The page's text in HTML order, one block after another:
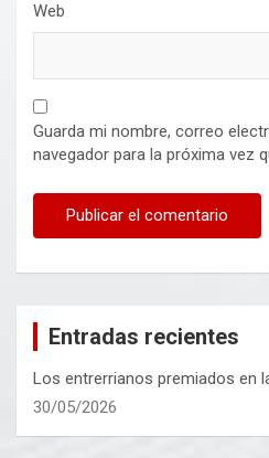
Web
Guarda mi nombre, correo
navegador para la próxima vez
Entradas recientes
Los entrerrianos premiados en
30/05/2026